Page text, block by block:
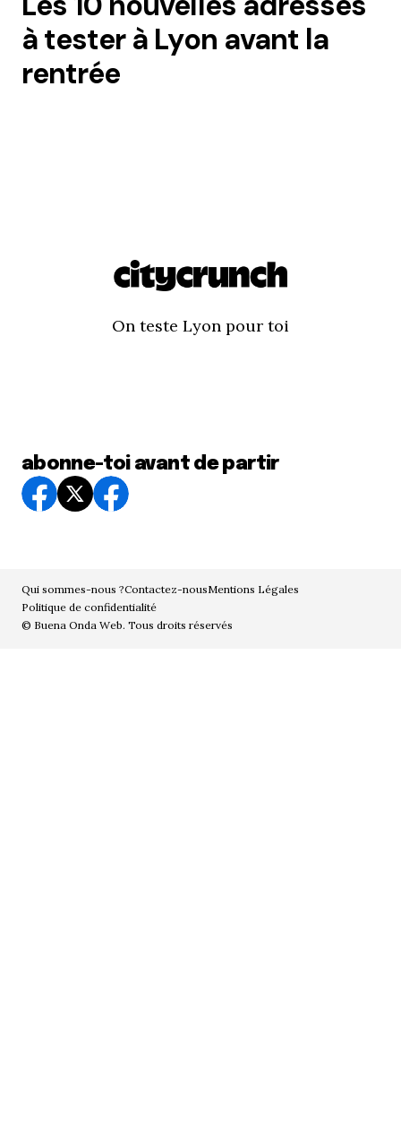
à tester à Lyon avant la
rentrée
On teste Lyon pour toi
abonne-toi avant de partir
Qui sommes-nous ?Contactez-nousMentions Légales
Politique de confidentialité
© Buena Onda Web. Tous droits réservés